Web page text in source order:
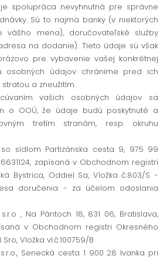
spolupráca nevyhnutná pre správne
Sú to najmä banky (v niektorých
vášho mena), doručovateľské služby
na dodanie). Tieto údaje sú však
pre vybavenie vašej konkrétnej
osobných údajov chránime pred ich
a zneužitím.
vašich osobných údajov sa
o OOÚ, že údaje budú poskytnuté a
tretím stranám, resp. okruhu
so sídlom Partizánska cesta 9, 975 99
zapísaná v Obchodnom registri
Bystrica, Oddiel Sa, Vložka č.803/S -
doručenia - za účelom odoslania
, Na Pántoch 18, 831 06, Bratislava,
v Obchodnom registri Okresného
Vložka vl.č.100759/B
Senecká cesta 1 900 28 Ivanka pri